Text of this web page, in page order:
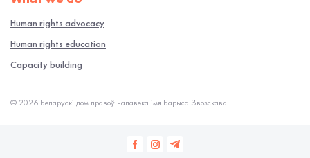
Human rights advocacy
Human rights education
Capacity building
© 2026 Беларускі дом правоў чалавека імя Барыса Звозскава